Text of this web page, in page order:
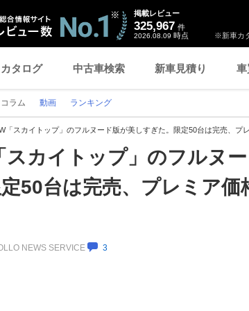
※新車カ
掲載レビュー
325,967 件
2026.08.09 時点
カタログ 中古車検索 新車見積り 車
コラム 動画 ランキング
「スカイトップ」のフルヌード版が美しすぎた。限定50台は完売、プ
スカイトップ」のフルヌ
50台は完売、プレミア価
NEWS SERVICE 3